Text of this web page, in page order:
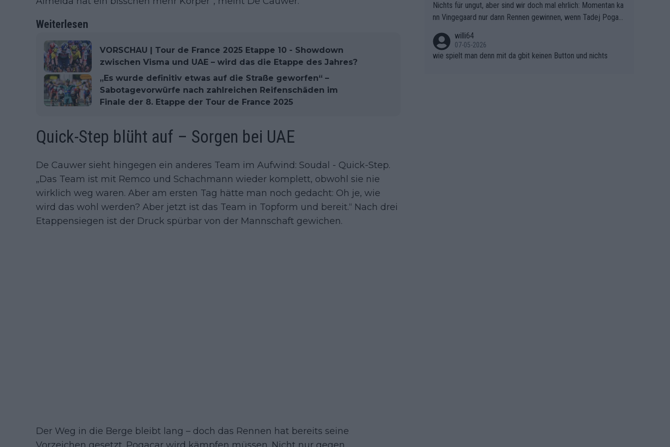
Weiterlesen
VORSCHAU | Tour de France 2025 Etappe 10 - Showdown
zwischen Visma und UAE – wird das die Etappe des Jahres?
„Es wurde definitiv etwas auf die Straße geworfen“ –
Sabotagevorwürfe nach zahlreichen Reifenschäden im
Finale der 8. Etappe der Tour de France 2025
Quick-Step blüht auf – Sorgen bei UAE
De Cauwer sieht hingegen ein anderes Team im Aufwind: Soudal - Quick-Step.
„Das Team ist mit Remco und Schachmann wieder komplett, obwohl sie nie
wirklich weg waren. Aber am ersten Tag hätte man noch gedacht: Oh je, wie
wird das wohl werden? Aber jetzt ist das Team in Topform und bereit.“ Nach drei
Etappensiegen ist der Druck spürbar von der Mannschaft gewichen.
Der Weg in die Berge bleibt lang – doch das Rennen hat bereits seine
große Finale Richtung Nizza. Niewiadoma hat psychologisch O
berwasser, aber SD Worx und Vollering müssen jetzt All-In ge
hen. (gregmann)
Nichts für ungut, aber sind wir doch mal ehrlich: Momentan ka
nn Vingegaard nur dann Rennen gewinnen, wenn Tadej Pogaca
willi64
07-05-2026
wie spielt man denn mit da gbit keinen Button und nichts